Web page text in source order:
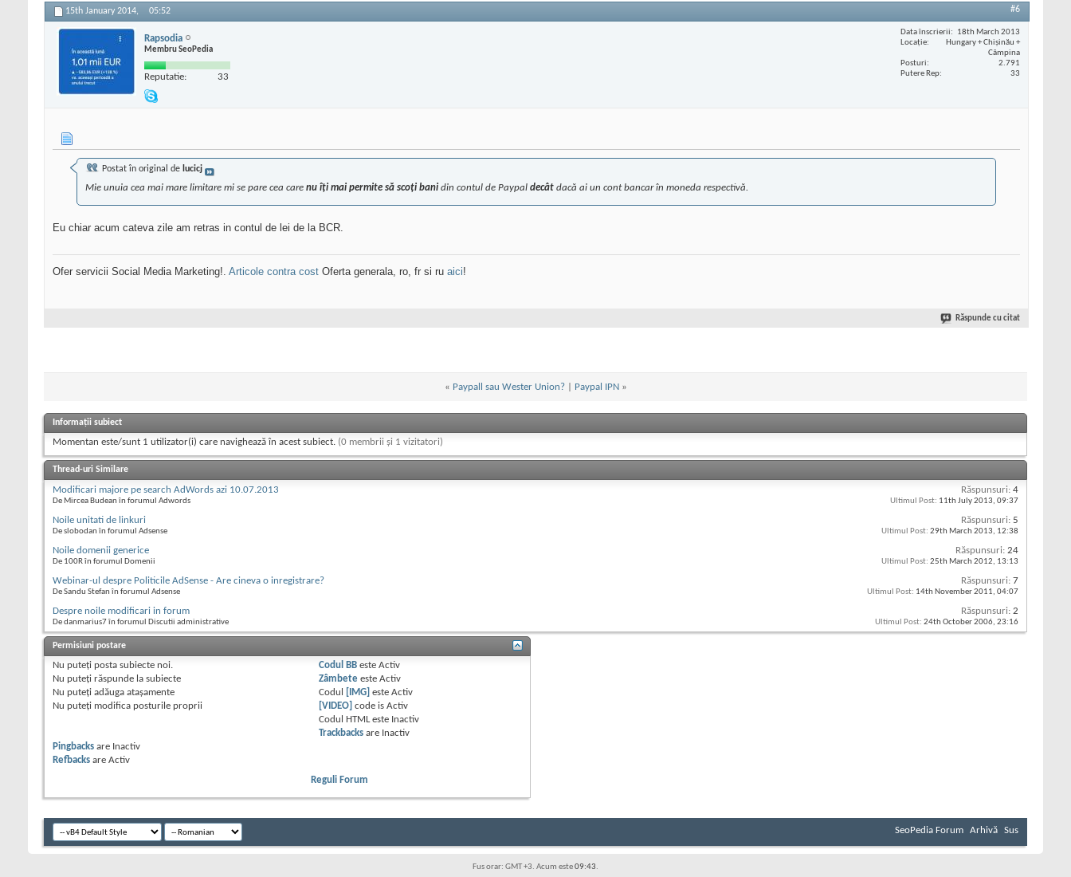
15th January 2014, 05:52 #6
Rapsodia
Membru SeoPedia
Reputatie: 33
Data înscrierii
18th March 2013
Locaţie
Hungary + Chișinău +
Câmpina
Posturi
2.791
Putere Rep
33
Postat în original de lucicj
Mie unuia cea mai mare limitare mi se pare cea care nu îți mai permite să scoți bani din contul de Paypal decât dacă ai un cont bancar în moneda respectivă.
Eu chiar acum cateva zile am retras in contul de lei de la BCR.
Ofer servicii Social Media Marketing!. Articole contra cost Oferta generala, ro, fr si ru aici!
Răspunde cu citat
« Paypall sau Wester Union?| Paypal IPN »
Informații subiect
Momentan este/sunt 1 utilizator(i) care navighează în acest subiect. (0 membrii și 1 vizitatori)
Thread-uri Similare
Modificari majore pe search AdWords azi 10.07.2013
De Mircea Budean în forumul Adwords
Răspunsuri: 4
Ultimul Post: 11th July 2013, 09:37
Noile unitati de linkuri
De slobodan în forumul Adsense
Răspunsuri: 5
Ultimul Post: 29th March 2013, 12:38
Noile domenii generice
De 100R în forumul Domenii
Răspunsuri: 24
Ultimul Post: 25th March 2012, 13:13
Webinar-ul despre Politicile AdSense - Are cineva o inregistrare?
De Sandu Stefan în forumul Adsense
Răspunsuri: 7
Ultimul Post: 14th November 2011, 04:07
Despre noile modificari in forum
De danmarius7 în forumul Discutii administrative
Răspunsuri: 2
Ultimul Post: 24th October 2006, 23:16
Permisiuni postare
Nu puteţi posta subiecte noi.
Nu puteţi răspunde la subiecte
Nu puteţi adăuga ataşamente
Nu puteţi modifica posturile proprii
Codul BB esteActiv
Zâmbete esteActiv
Codul
[IMG] esteActiv
[VIDEO] code isActiv
Codul HTML este Inactiv
Trackbacks are Inactiv
Pingbacks are Inactiv
Refbacks are Activ
Reguli Forum
SeoPedia Forum Arhivă Sus
Fus orar: GMT +3. Acum este09:43.